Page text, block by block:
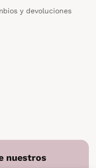
y devoluciones
nuestros